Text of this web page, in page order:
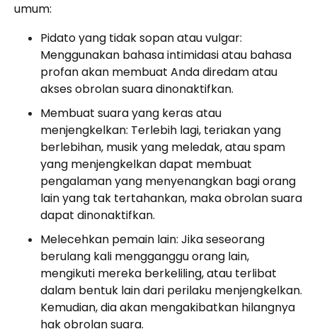
umum:
Pidato yang tidak sopan atau vulgar:
Menggunakan bahasa intimidasi atau bahasa
profan akan membuat Anda diredam atau
akses obrolan suara dinonaktifkan.
Membuat suara yang keras atau
menjengkelkan: Terlebih lagi, teriakan yang
berlebihan, musik yang meledak, atau spam
yang menjengkelkan dapat membuat
pengalaman yang menyenangkan bagi orang
lain yang tak tertahankan, maka obrolan suara
dapat dinonaktifkan.
Melecehkan pemain lain: Jika seseorang
berulang kali mengganggu orang lain,
mengikuti mereka berkeliling, atau terlibat
dalam bentuk lain dari perilaku menjengkelkan.
Kemudian, dia akan mengakibatkan hilangnya
hak obrolan suara.